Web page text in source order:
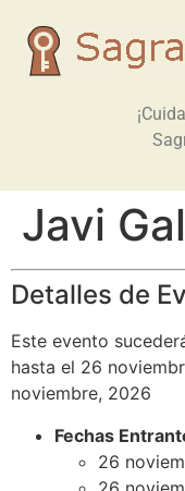
Javi
Detalles de
Este evento
hasta el 26
noviembre, 2026
Fechas
26